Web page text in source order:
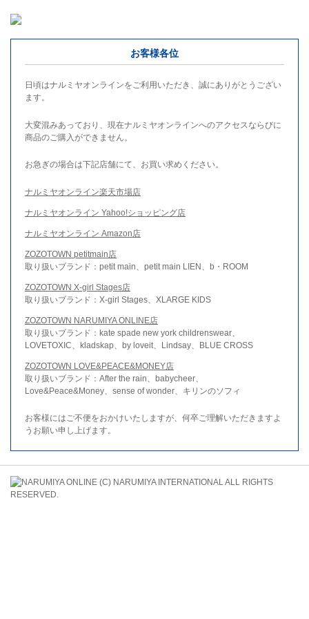
お客様各位
日頃はナルミヤオンラインをご利用いただき、誠にありがとうござい
ます。
大変混みあっており、現在ナルミヤオンラインへのアクセスならびに
商品のご購入ができません。
お急ぎの場合は下記店舗にて、お買い求めください。
ナルミヤオンライン楽天市場店
ナルミヤオンライン Yahoo!ショッピング店
ナルミヤオンライン Amazon店
ZOZOTOWN petitmain店
取り扱いブランド：petit main、petit main LIEN、b・ROOM
ZOZOTOWN X-girl Stages店
取り扱いブランド：X-girl Stages、XLARGE KIDS
ZOZOTOWN NARUMIYA ONLINE店
取り扱いブランド：kate spade new york childrenswear、
LOVETOXIC、kladskap、by loveit、Lindsay、BLUE CROSS
ZOZOTOWN LOVE&PEACE&MONEY店
取り扱いブランド：After the rain、babycheer、
Love&Peace&Money、sense of wonder、キリンのソフィ
お客様にはご不便をおかけいたしますが、何卒ご理解いただきますよ
うお願い申し上げます。